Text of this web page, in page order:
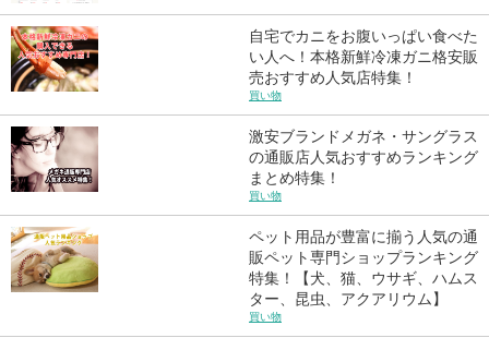
自宅でカニをお腹いっぱい食べた
い人へ！本格新鮮冷凍ガニ格安販
売おすすめ人気店特集！
買い物
激安ブランドメガネ・サングラス
の通販店人気おすすめランキング
まとめ特集！
買い物
ペット用品が豊富に揃う人気の通
販ペット専門ショップランキング
特集！【犬、猫、ウサギ、ハムス
ター、昆虫、アクアリウム】
買い物